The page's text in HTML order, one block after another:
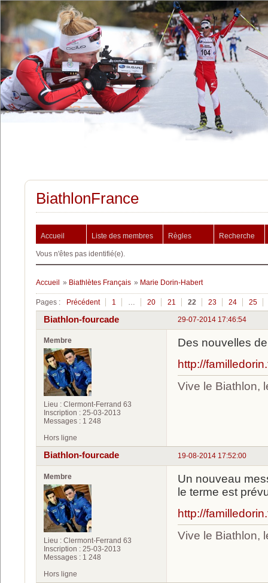
BiathlonFrance
Accueil Liste des membres Règles Recherche
Vous n'êtes pas identifié(e).
Accueil » Biathlètes Français » Marie Dorin-Habert
Pages : Précédent 1 … 20 21 22 23 24 25
29-07-2014 17:46:54
Biathlon-fourcade
Membre
Lieu : Clermont-Ferrand 63
Inscription : 25-03-2013
Messages : 1 248
Des nouvelles
http://
Vive le Biathlon,
Hors ligne
19-08-2014 17:52:00
Biathlon-fourcade
Membre
Lieu : Clermont-Ferrand 63
Inscription : 25-03-2013
Messages : 1 248
Un nouveau
le terme est
http://
Vive le Biathlon,
Hors ligne